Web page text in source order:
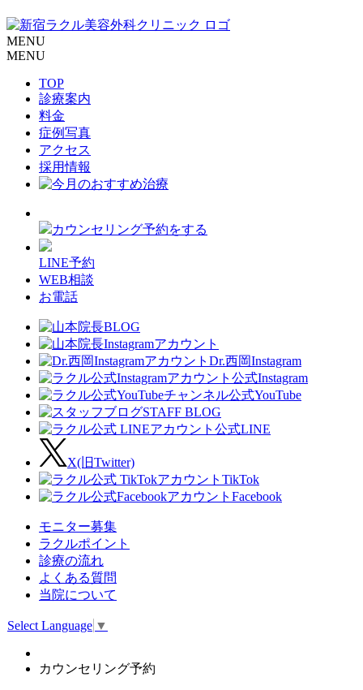
MENU
MENU
TOP
診療案内
料金
症例写真
アクセス
採用情報
カウンセリング予約をする
LINE予約
WEB相談
お電話
Dr.西岡Instagram
公式Instagram
公式YouTube
STAFF BLOG
公式LINE
X(旧Twitter)
TikTok
Facebook
モニター募集
ラクルポイント
診療の流れ
よくある質問
当院について
Select Language ▼
カウンセリング予約